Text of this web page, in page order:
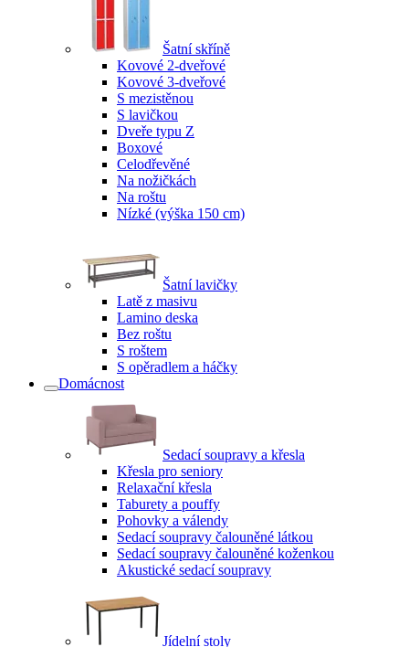
Šatní skříně
Kovové 2-dveřové
Kovové 3-dveřové
S mezistěnou
S lavičkou
Dveře typu Z
Boxové
Celodřevěné
Na nožičkách
Na roštu
Nízké (výška 150 cm)
Šatní lavičky
Latě z masivu
Lamino deska
Bez roštu
S roštem
S opěradlem a háčky
Domácnost
Sedací soupravy a křesla
Křesla pro seniory
Relaxační křesla
Taburety a pouffy
Pohovky a válendy
Sedací soupravy čalouněné látkou
Sedací soupravy čalouněné koženkou
Akustické sedací soupravy
Jídelní stoly